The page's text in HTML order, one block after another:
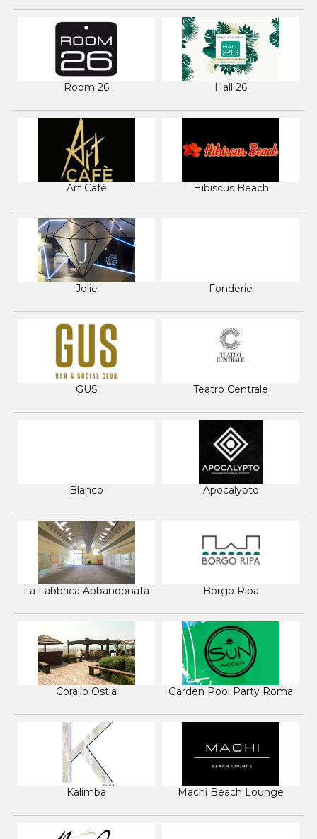
Room 26 Hall 26
Art Cafè Hibiscus Beach
Jolie Fonderie
GUS Teatro Centrale
Blanco Apocalypto
La Fabbrica Abbandonata Borgo Ripa
Corallo Ostia Garden Pool Party Roma
Kalimba Machi Beach Lounge